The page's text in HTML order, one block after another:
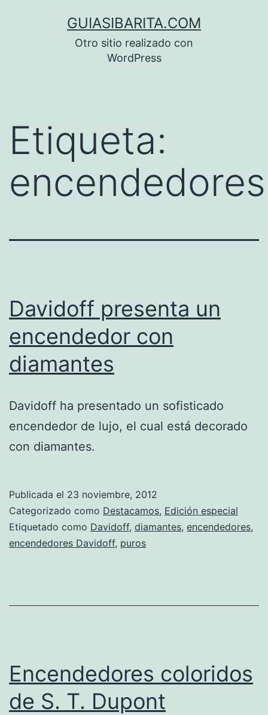
GUIASIBARITA.COM
Otro sitio realizado con
WordPress
Etiqueta:
encendedores
Davidoff presenta un
encendedor con
diamantes
Davidoff ha presentado un sofisticado
encendedor de lujo, el cual está decorado
con diamantes.
Publicada el 23 noviembre, 2012
Categorizado como Destacamos, Edición especial
Etiquetado como Davidoff, diamantes, encendedores,
encendedores Davidoff, puros
Encendedores coloridos
de S. T. Dupont